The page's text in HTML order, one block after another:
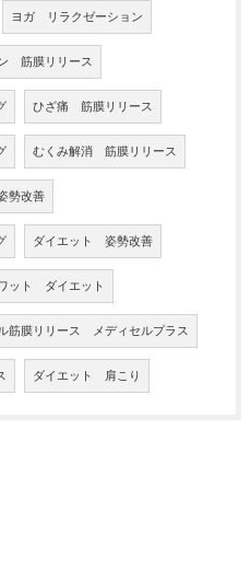
ヨガ リラクゼーション
筋膜リリース
ひざ痛 筋膜リリース
むくみ解消 筋膜リリース
勢改善
ダイエット 姿勢改善
ット ダイエット
筋膜リリース メディセルプラス
ダイエット 肩こり